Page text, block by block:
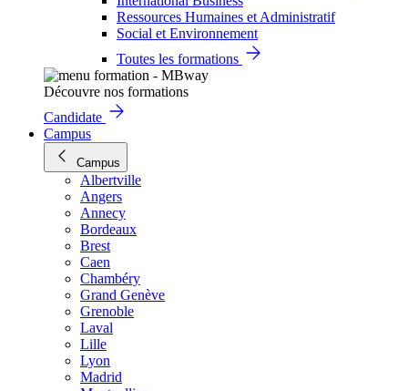
Ressources Humaines et Administratif
Social et Environnement
Toutes les formations
Découvre nos formations
Candidate
Campus
Campus
Albertville
Angers
Annecy
Bordeaux
Brest
Caen
Chambéry
Grand Genève
Grenoble
Laval
Lille
Lyon
Madrid